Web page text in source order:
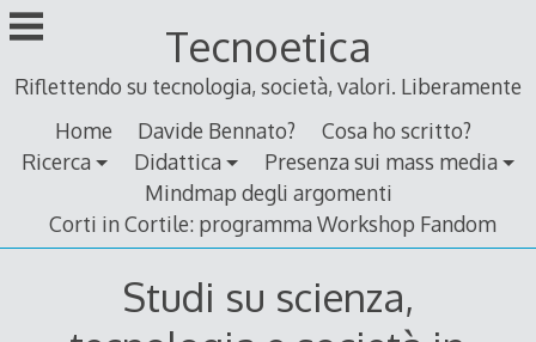
Skip
to
Tecnoetica
Riflettendo su tecnologia, società, valori. Liberamente
Home
Davide Bennato?
Cosa ho scritto?
Ricerca
Didattica
Presenza sui mass media
Mindmap degli argomenti
Corti in Cortile: programma Workshop Fandom
Studi su scienza,